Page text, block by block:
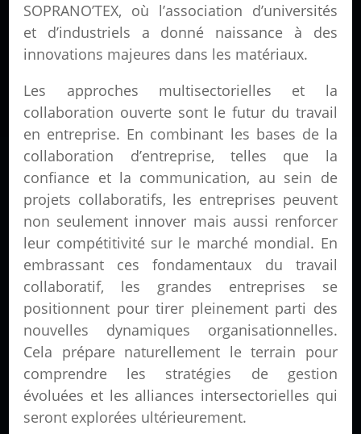
SOPRANO’TEX, où l’association d’universités
et d’industriels a donné naissance à des
innovations majeures dans les matériaux.
Les approches multisectorielles et la
collaboration ouverte sont le futur du travail
en entreprise. En combinant les bases de la
collaboration d’entreprise, telles que la
confiance et la communication, au sein de
projets collaboratifs, les entreprises peuvent
non seulement innover mais aussi renforcer
leur compétitivité sur le marché mondial. En
embrassant ces fondamentaux du travail
collaboratif, les grandes entreprises se
positionnent pour tirer pleinement parti des
nouvelles dynamiques organisationnelles.
Cela prépare naturellement le terrain pour
comprendre les stratégies de gestion
évoluées et les alliances intersectorielles qui
seront explorées ultérieurement.